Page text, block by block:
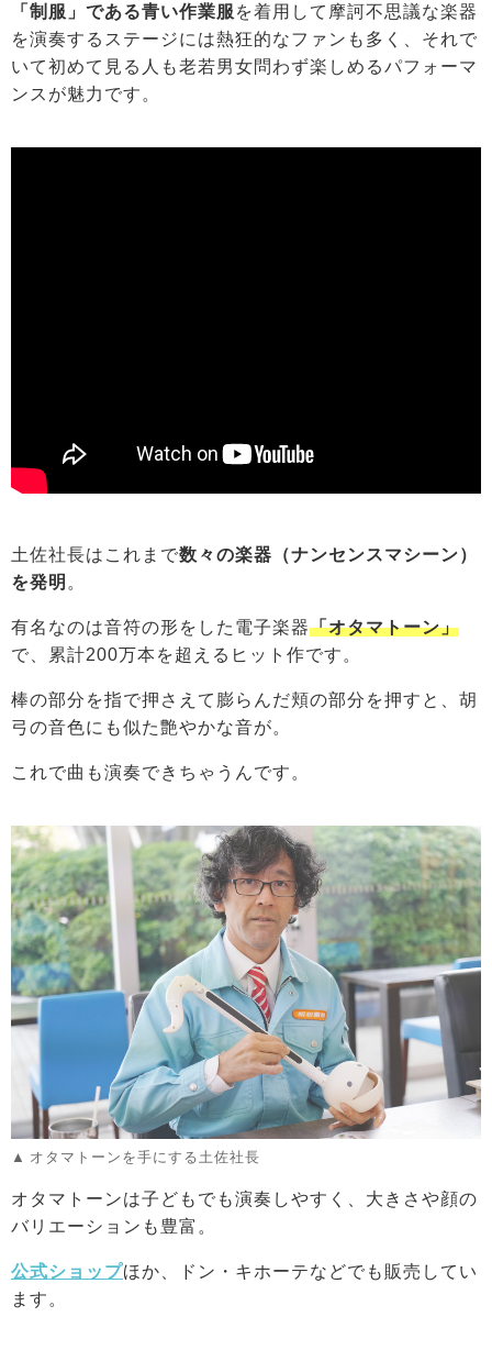
「制服」である青い作業服 を着用して摩訶不思議な楽器
を演奏するステージには熱狂的なファンも多く、それで
いて初めて見る人も老若男女問わず楽しめるパフォーマ
ンスが魅力です。
土佐社長はこれまで数々の楽器（ナンセンスマシーン）
を発明 。
有名なのは音符の形をした電子楽器「オタマトーン」
で、累計200万本を超えるヒット作です。
棒の部分を指で押さえて膨らんだ頬の部分を押すと、胡
弓の音色にも似た艶やかな音が。
これで曲も演奏できちゃうんです。
オタマトーンを手にする土佐社長
オタマトーンは子どもでも演奏しやすく、大きさや顔の
バリエーションも豊富。
公式ショップほか、ドン・キホーテなどでも販売してい
ます。